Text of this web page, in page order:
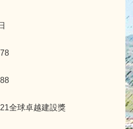
全球卓越建設獎